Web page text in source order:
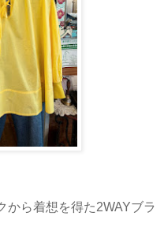
から着想を得た2WAYブラ